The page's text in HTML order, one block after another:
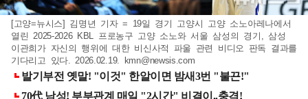
[고양=뉴시스] 김명년 기자 = 19일 경기 고양시 고양 소노아레나에서
열린 2025-2026 KBL 프로농구 고양 소노와 서울 삼성의 경기, 삼성
이관희가 자신의 행위에 대한 비신사적 파울 관련 비디오 판독 결과를
기다리고 있다. 2026.02.19.
kmn@newsis.com